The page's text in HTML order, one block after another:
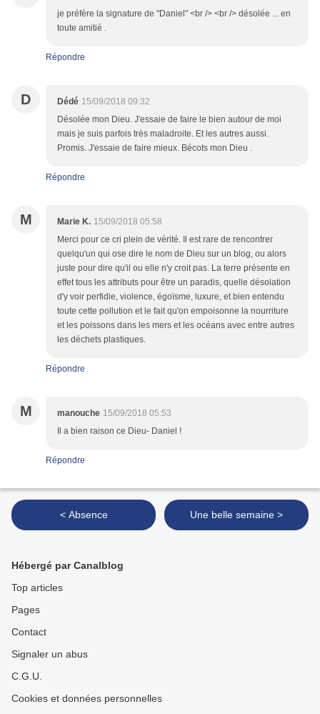
je préfère la signature de "Daniel" <br /> <br /> désolée ... en
toute amitié .
Répondre
D Dédé 15/09/2018 09:32
Désolée mon Dieu. J'essaie de faire le bien autour de moi
mais je suis parfois très maladroite. Et les autres aussi.
Promis. J'essaie de faire mieux. Bécots mon Dieu .
Répondre
M Marie K. 15/09/2018 05:58
Merci pour ce cri plein de vérité. Il est rare de rencontrer
quelqu'un qui ose dire le nom de Dieu sur un blog, ou alors
juste pour dire qu'il ou elle n'y croit pas. La terre présente en
effet tous les attributs pour être un paradis, quelle désolation
d'y voir perfidie, violence, égoïsme, luxure, et bien entendu
toute cette pollution et le fait qu'on empoisonne la nourriture
et les poissons dans les mers et les océans avec entre autres
les déchets plastiques.
Répondre
M manouche 15/09/2018 05:53
Il a bien raison ce Dieu- Daniel !
Répondre
< Absence Une belle semaine >
Hébergé par Canalblog
Top articles
Pages
Contact
Signaler un abus
C.G.U.
Cookies et données personnelles